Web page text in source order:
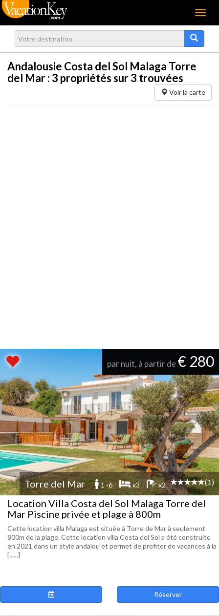
Menu
Andalousie Costa del Sol Malaga Torre
del Mar : 3 propriétés sur 3 trouvées
Voir la carte
par nuit, à partir de€ 280
Torre del Mar 1 -6 x3 x2 (1)
Location Villa Costa del Sol Malaga Torre del
Mar Piscine privée et plage à 800m
Cette location villa Malaga est située à Torre de Mar à seulement
800m de la plage. Cette location villa Costa del Sol a été construite
en 2021 dans un style andalou et permet de profiter de vacances à la
[......]
Réserver